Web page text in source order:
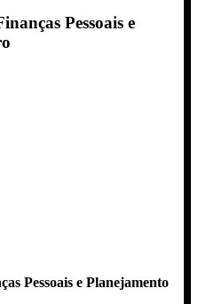
Pessoais e
Pessoais e Planejamento